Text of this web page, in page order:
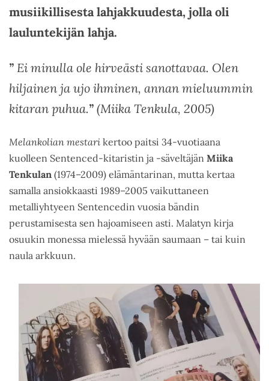
musiikillisesta lahjakkuudesta, jolla oli
lauluntekijän lahja.
” Ei minulla ole hirveästi sanottavaa. Olen
hiljainen ja ujo ihminen, annan mieluummin
kitaran puhua.” (Miika Tenkula, 2005)
Melankolian mestari kertoo paitsi 34-vuotiaana
kuolleen Sentenced-kitaristin ja -säveltäjän Miika
Tenkulan (1974–2009) elämäntarinan, mutta kertaa
samalla ansiokkaasti 1989–2005 vaikuttaneen
metalliyhtyeen Sentencedin vuosia bändin
perustamisesta sen hajoamiseen asti. Malatyn kirja
osuukin monessa mielessä hyvään saumaan – tai kuin
naula arkkuun.